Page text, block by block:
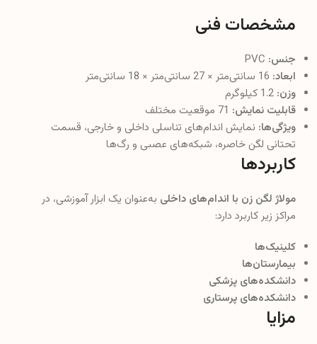
مشخصات فنی
جنس:
ابعاد:
وزن:
قابلیت نمایش:
ویژگی‌ها: نمایش اندام‌های تناسلی داخلی و خارجی، قسمت
تحتانی لگن خاصره، شبکه‌های عصبی و رگ‌ها
کاربردها
مولاژ لگن زن با اندام‌های داخلی به‌عنوان یک ابزار آموزشی، در
مراکز زیر کاربرد دارد:
کلینیک‌ها
بیمارستان‌ها
دانشکده‌های پزشکی
دانشکده‌های پرستاری
مزایا